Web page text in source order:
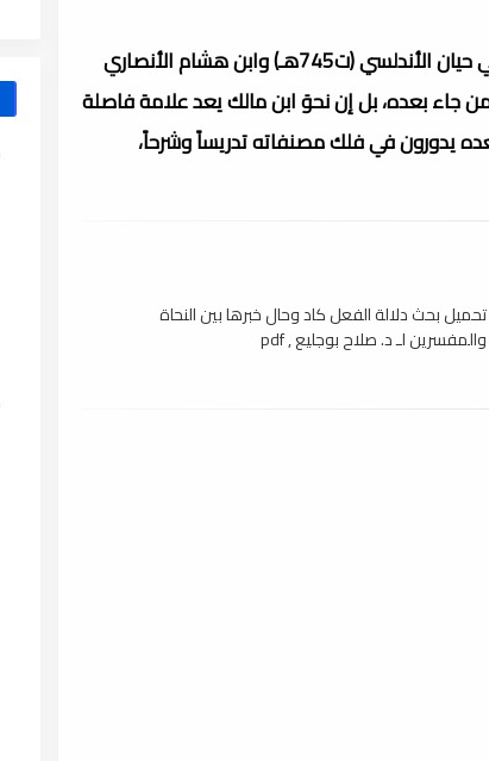
هو عالم لغوي كبير وأعظم نحوي في القرن السابع الهجري، وأثره في متأخري النحاة كأبي حيان الأندلسي (ت745هـ) وابن هشام الأنصاري
يقل أثراً عن سيبويه فيمن جاء بعده، بل إن نحوَ ابن مالك يعد علامة فاصلة
يدورون في فلك مصنفاته تدريساً وشرحاً،
تحميل بحث دلالة الفعل كاد وحال خبرها بين النحاة
والمفسرين لـ د. صلاح بوجليع , pdf